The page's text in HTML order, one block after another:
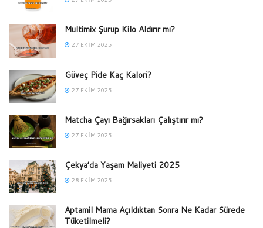
Multimix Şurup Kilo Aldırır mı?
27 EKIM 2025
Güveç Pide Kaç Kalori?
27 EKIM 2025
Matcha Çayı Bağırsakları Çalıştırır mı?
27 EKIM 2025
Çekya’da Yaşam Maliyeti 2025
28 EKIM 2025
Aptamil Mama Açıldıktan Sonra Ne Kadar Sürede
Tüketilmeli?